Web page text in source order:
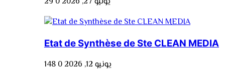
Etat de Synthèse de Ste CLEAN MEDIA
يونيو 12, 2026 0
148